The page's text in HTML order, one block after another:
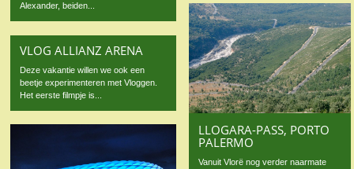
Alexander, beiden...
LLOGARA-PASS, PORTO
PALERMO
Vanuit Vlorë nog verder naarmate
VLOG ALLIANZ ARENA
Deze vakantie willen we ook een
beetje experimenteren met Vloggen.
Het eerste filmpje is...